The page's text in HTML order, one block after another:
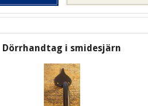
Dörrhandtag i smidesjärn